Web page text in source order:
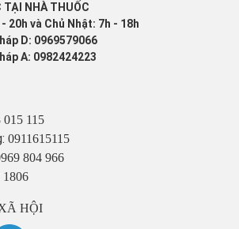
TẠI NHÀ THUỐC
20h và Chủ Nhật: 7h - 18h
D: 0969579066
A: 0982424223
015 115
0911615115
804 966
1806
HỘI